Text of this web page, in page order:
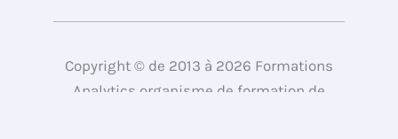
Copyright © de 2013 à 2026 Formations
Analytics organisme de formation de